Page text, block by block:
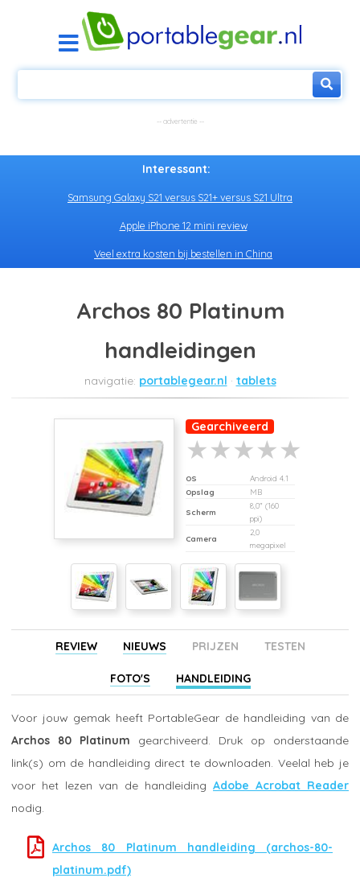
Interessant:
Samsung Galaxy S21 versus S21+ versus S21 Ultra
Apple iPhone 12 mini review
Veel extra kosten bij bestellen in China
Archos 80 Platinum
handleidingen
portablegear.nl tablets
Gearchiveerd
OS
Android 4.1
Opslag
MB
Scherm
8,0" (160
ppi)
Camera
2,0
megapixel
REVIEW NIEUWS PRIJZEN TESTEN
FOTO'S HANDLEIDING
Voor jouw gemak heeft PortableGear de handleiding van de
Archos 80 Platinum gearchiveerd. Druk op onderstaande
link(s) om de handleiding direct te downloaden. Veelal heb je
voor het lezen van de handleiding Adobe Acrobat Reader
nodig.
Archos 80 Platinum handleiding (archos-80-
platinum.pdf)